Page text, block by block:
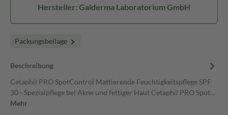
Hersteller: Galderma Laboratorium GmbH
Packungsbeilage
Beschreibung
Cetaphil PRO SpotControl Mattierende Feuchtigkeitspflege SPF
30 - Spezialpflege bei Akne und fettiger Haut Cetaphil PRO Spot…
Mehr